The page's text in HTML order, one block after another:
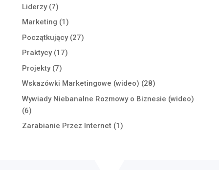
Liderzy(7)
Marketing (1)
Początkujący(27)
Praktycy(17)
Projekty(7)
Wskazówki Marketingowe (wideo) (28)
Wywiady Niebanalne Rozmowy o Biznesie (wideo)
(6)
Zarabianie Przez Internet(1)